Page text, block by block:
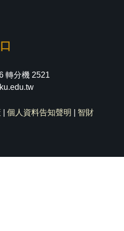
轉分機 2521
個人資料告知聲明
智財